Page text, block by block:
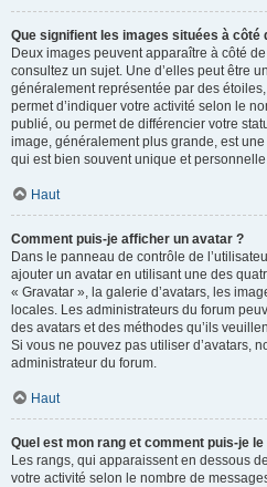
Que signifient les images situées à côté
Deux images peuvent apparaître à côté
consultez un sujet. Une d’elles peut être
généralement représentée par des
permet d’indiquer votre activité selon le
publié, ou permet de différencier votre
image, généralement plus grande, est
qui est bien souvent unique et
Haut
Comment puis-je afficher un avatar ?
Dans le panneau de contrôle de
ajouter un avatar en utilisant une des
« Gravatar », la galerie d’avatars, les
locales. Les administrateurs du forum
des avatars et des méthodes qu’ils
Si vous ne pouvez pas utiliser d’avatars,
administrateur du forum.
Haut
Quel est mon rang et comment puis-je
Les rangs, qui apparaissent en dessous
votre activité selon le nombre de